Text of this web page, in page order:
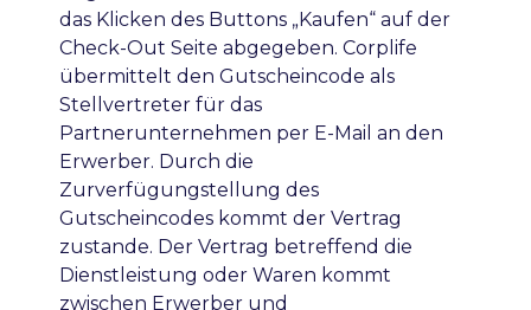
das Klicken des Buttons „Kaufen“ auf der
Check-Out Seite abgegeben. Corplife
übermittelt den Gutscheincode als
Stellvertreter für das
Partnerunternehmen per E-Mail an den
Erwerber. Durch die
Zurverfügungstellung des
Gutscheincodes kommt der Vertrag
zustande. Der Vertrag betreffend die
Dienstleistung oder Waren kommt
zwischen Erwerber und